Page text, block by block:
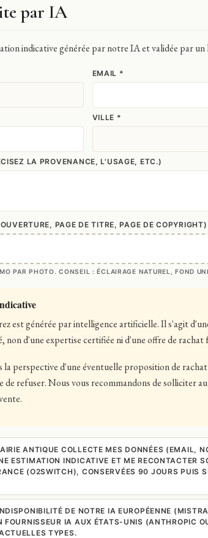
par IA
indicative générée par notre IA et validée par
EMAIL *
VILLE *
LA PROVENANCE, L'USAGE, ETC.)
PAGE DE TITRE, PAGE DE
PAR PHOTO. CONSEIL : ÉCLAIRAGE NATUREL, FOND
est générée par intelligence artificielle. Il s'agit
non d'une expertise certifiée ni d'une offre de rachat
la perspective d'une éventuelle proposition de
refuser. Nous vous recommandons de solliciter
ANTIQUE COLLECTE MES DONNÉES (EMAIL,
ESTIMATION INDICATIVE ET ME RECONTACTER
(O2SWITCH), CONSERVÉES 90 JOURS PUIS
DE NOTRE IA EUROPÉENNE
FOURNISSEUR IA AUX ÉTATS-UNIS (ANTHROPIC
TYPES.